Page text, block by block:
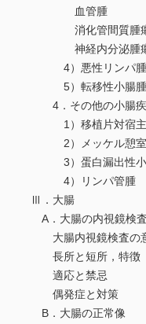
血管腫
消化管間質腫瘍
神経内分泌腫
4）悪性リンパ腫
5）転移性小腸腫
4．その他の小腸
1）移植片対宿主
2）メッケル憩室
3）蛋白漏出性小
4）リンパ管腫
Ⅲ．大腸
A．大腸の内視鏡検査
大腸内視鏡検査の
長所と短所，特徴（
適応と禁忌
偶発症と対策
B．大腸の正常像